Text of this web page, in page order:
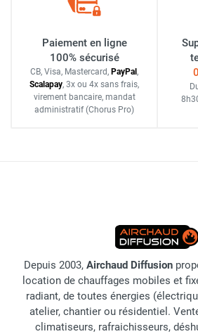
Paiement en ligne
100% sécurisé
CB, Visa, Mastercard, PayPal ,
Scalapay, 3x ou 4x sans frais,
virement bancaire, mandat
administratif (Chorus Pro)
Depuis 2003, Airchaud Diffusion
location de chauffages mobiles et
radiant, de toutes énergies
atelier, chantier ou résidentiel.
climatiseurs, rafraichisseurs,